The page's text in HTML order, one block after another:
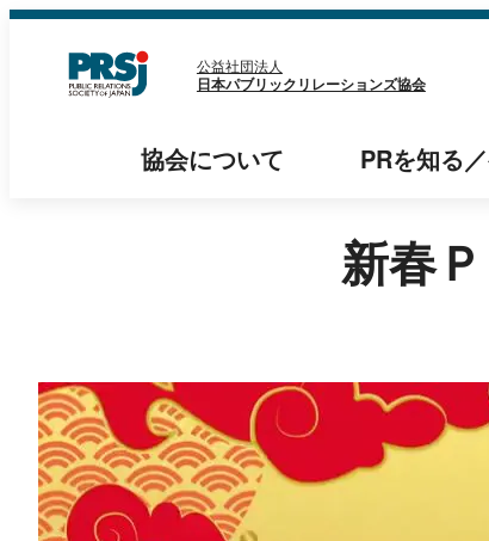
内
公益社団法人
日本パブリックリレーションズ協会
協会について PRを知る／
新春